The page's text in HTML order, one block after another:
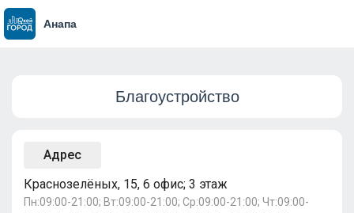
Анапа
Благоустройство
Адрес
Краснозелёных, 15, 6 офис; 3 этаж
Пн:09:00-21:00; Вт:09:00-21:00; Ср:09:00-21:00; Чт:09:00-